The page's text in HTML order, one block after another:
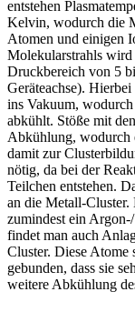
entstehen
Kelvin, wodurch die
Atomen und einigen
Molekularstrahls
Druckbereich von 5
Geräteachse).
ins Vakuum,
abkühlt. Stöße mit
Abkühlung, wodurch
damit zur
nötig, da bei der
Teilchen entstehen.
an die Metall-Cluster.
zumindest ein
findet man auch
Cluster. Diese Atome
gebunden, dass sie
weitere Abkühlung